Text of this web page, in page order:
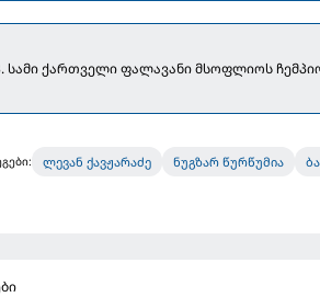
სამი ქართველი ფალავანი მსოფლიოს
ლევან ქავჟარაძე ნუგზარ წურწუმია